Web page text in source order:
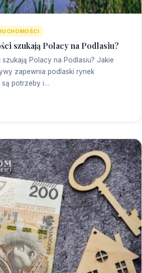
szukają Polacy na Podlasiu?
Polacy na Podlasiu? Jakie
zapewnia podlaski rynek
są potrzeby i…